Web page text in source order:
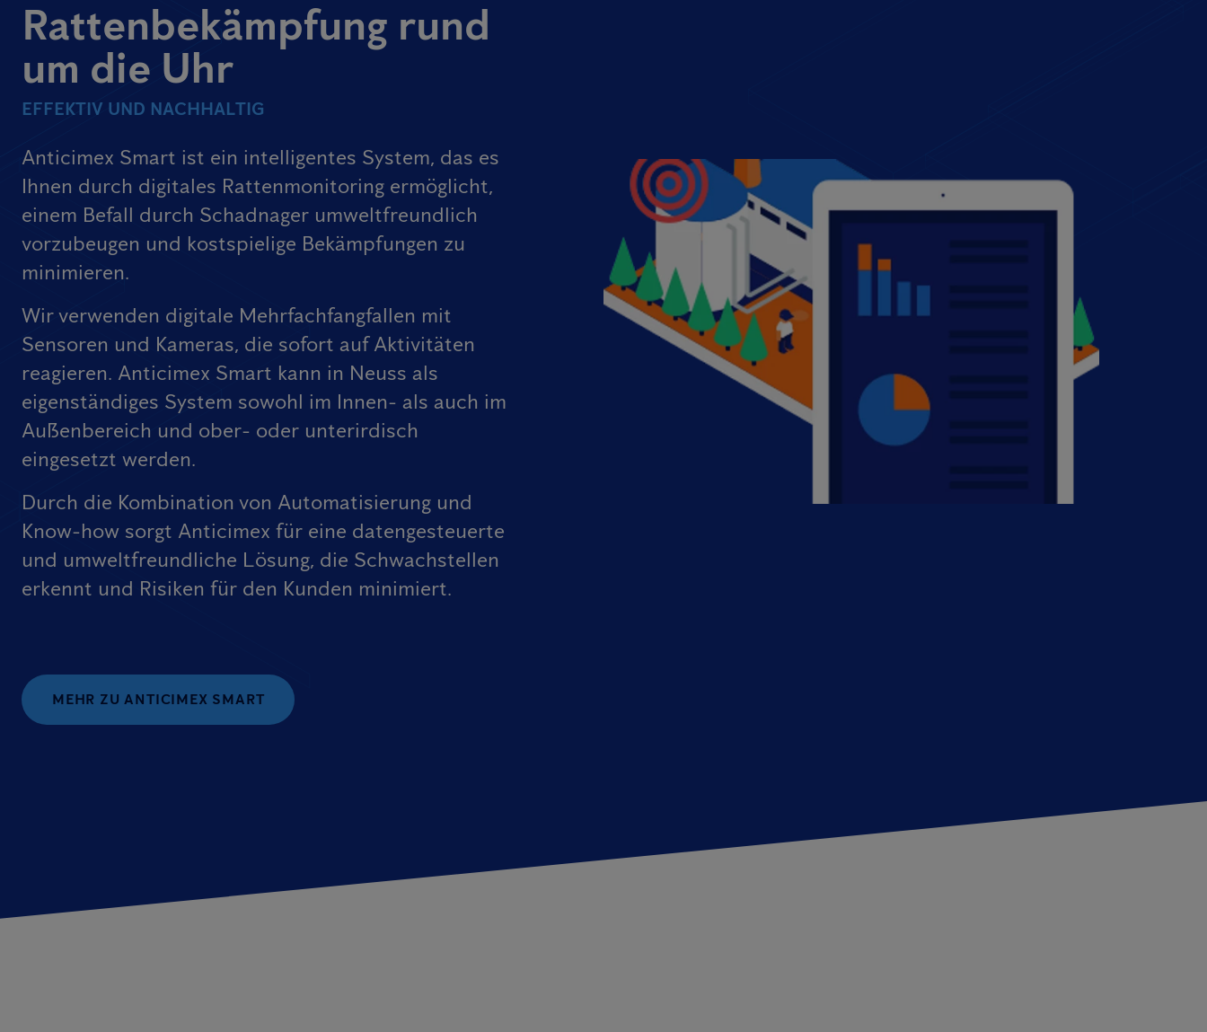
Rattenbekämpfung rund
um die Uhr
EFFEKTIV UND NACHHALTIG
Anticimex Smart ist ein intelligentes System, das es
Ihnen durch digitales Rattenmonitoring ermöglicht,
einem Befall durch Schadnager umweltfreundlich
vorzubeugen und kostspielige Bekämpfungen zu
minimieren.
Wir verwenden digitale Mehrfachfangfallen mit
Sensoren und Kameras, die sofort auf Aktivitäten
reagieren. Anticimex Smart kann in Neuss als
eigenständiges System sowohl im Innen- als auch im
Außenbereich und ober- oder unterirdisch
eingesetzt werden.
Durch die Kombination von Automatisierung und
Know-how sorgt Anticimex für eine datengesteuerte
und umweltfreundliche Lösung, die Schwachstellen
erkennt und Risiken für den Kunden minimiert.
MEHR ZU ANTICIMEX SMART